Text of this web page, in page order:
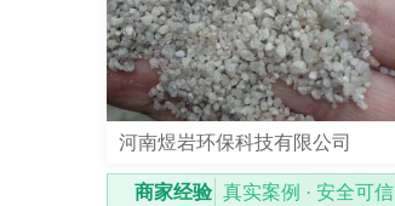
河南煜岩环保科技有限公司
商家经验 真实案例 · 安全可信